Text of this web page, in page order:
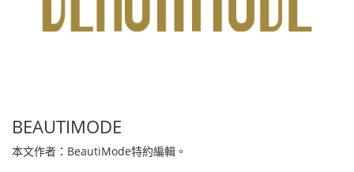
BEAUTIMODE
本文作者：BeautiMode特約編輯。